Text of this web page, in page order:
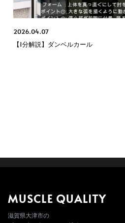
2026.04.07
【1分解説】ダンベルカール
MUSCLE QUALITY
滋賀県大津市の